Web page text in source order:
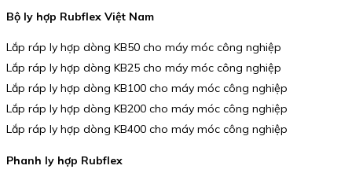
Bộ ly hợp Rubflex Việt Nam
Lắp ráp ly hợp dòng KB50 cho máy móc công nghiệp
Lắp ráp ly hợp dòng KB25 cho máy móc công nghiệp
Lắp ráp ly hợp dòng KB100 cho máy móc công nghiệp
Lắp ráp ly hợp dòng KB200 cho máy móc công nghiệp
Lắp ráp ly hợp dòng KB400 cho máy móc công nghiệp
Phanh ly hợp Rubflex